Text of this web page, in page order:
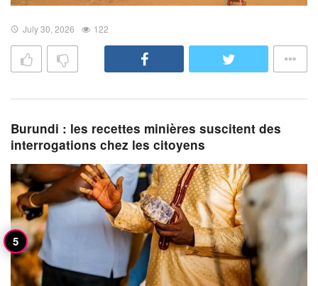
July 30, 2026 122
Burundi : les recettes minières suscitent des
interrogations chez les citoyens